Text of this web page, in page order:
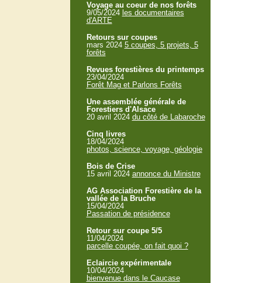
Voyage au coeur de nos forêts
9/05/2024 les documentaires
d'ARTE
Retours sur coupes
mars 2024 5 coupes, 5 projets, 5
forêts
Revues forestières du printemps
23/04/2024
Forêt Mag et Parlons Forêts
Une assemblée générale de
Forestiers d'Alsace
20 avril 2024 du côté de Labaroche
Cinq livres
18/04/2024
photos, science, voyage, géologie
Bois de Crise
15 avril 2024 annonce du Ministre
AG Association Forestière de la
vallée de la Bruche
15/04/2024
Passation de présidence
Retour sur coupe 5/5
11/04/2024
parcelle coupée, on fait quoi ?
Eclaircie expérimentale
10/04/2024
bienvenue dans le Caucase